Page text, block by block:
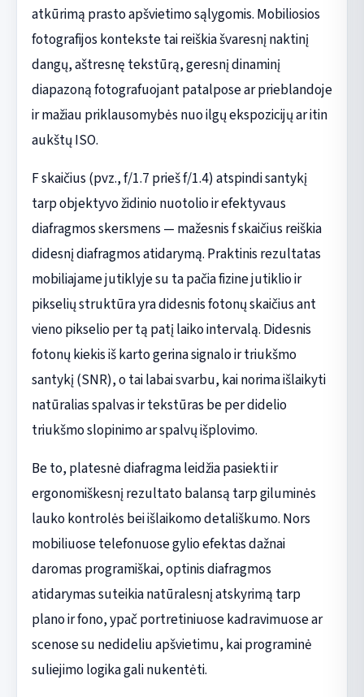
atkūrimą prasto apšvietimo sąlygomis. Mobiliosios
fotografijos kontekste tai reiškia švaresnį naktinį
dangų, aštresnę tekstūrą, geresnį dinaminį
diapazoną fotografuojant patalpose ar prieblandoje
ir mažiau priklausomybės nuo ilgų ekspozicijų ar itin
aukštų ISO.
F skaičius (pvz., f/1.7 prieš f/1.4) atspindi santykį
tarp objektyvo židinio nuotolio ir efektyvaus
diafragmos skersmens — mažesnis f skaičius reiškia
didesnį diafragmos atidarymą. Praktinis rezultatas
mobiliajame jutiklyje su ta pačia fizine jutiklio ir
pikselių struktūra yra didesnis fotonų skaičius ant
vieno pikselio per tą patį laiko intervalą. Didesnis
fotonų kiekis iš karto gerina signalo ir triukšmo
santykį (SNR), o tai labai svarbu, kai norima išlaikyti
natūralias spalvas ir tekstūras be per didelio
triukšmo slopinimo ar spalvų išplovimo.
Be to, platesnė diafragma leidžia pasiekti ir
ergonomiškesnį rezultato balansą tarp giluminės
lauko kontrolės bei išlaikomo detališkumo. Nors
mobiliuose telefonuose gylio efektas dažnai
daromas programiškai, optinis diafragmos
atidarymas suteikia natūralesnį atskyrimą tarp
plano ir fono, ypač portretiniuose kadravimuose ar
scenose su nedideliu apšvietimu, kai programinė
suliejimo logika gali nukentėti.